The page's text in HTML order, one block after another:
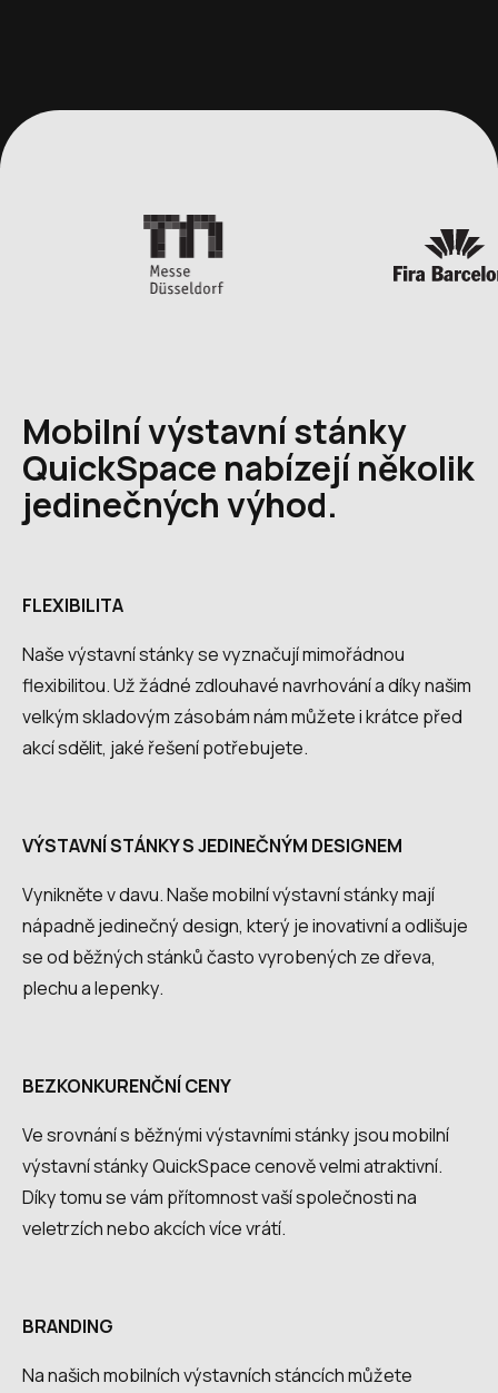
Mobilní výstavní stánky
QuickSpace nabízejí několik
jedinečných výhod.
FLEXIBILITA
Naše výstavní stánky se vyznačují mimořádnou
flexibilitou. Už žádné zdlouhavé navrhování a díky našim
velkým skladovým zásobám nám můžete i krátce před
akcí sdělit, jaké řešení potřebujete.
VÝSTAVNÍ STÁNKY S JEDINEČNÝM DESIGNEM
Vynikněte v davu. Naše mobilní výstavní stánky mají
nápadně jedinečný design, který je inovativní a odlišuje
se od běžných stánků často vyrobených ze dřeva,
plechu a lepenky.
BEZKONKURENČNÍ CENY
Ve srovnání s běžnými výstavními stánky jsou mobilní
výstavní stánky QuickSpace cenově velmi atraktivní.
Díky tomu se vám přítomnost vaší společnosti na
veletrzích nebo akcích více vrátí.
BRANDING
Na našich mobilních výstavních stáncích můžete